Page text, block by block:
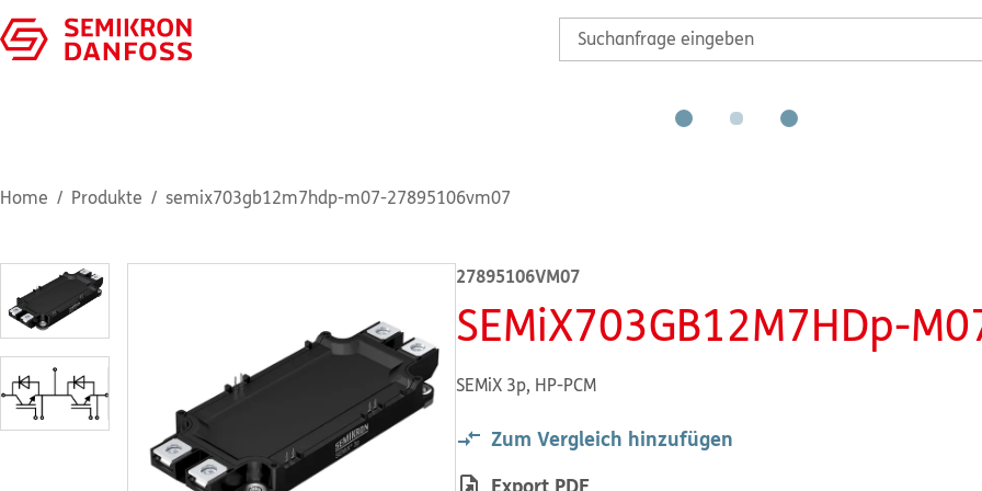
Home Produkte semix703gb12m7hdp-m07-27895106vm07
27895106VM07
SEMiX703GB12M7HDp-
SEMiX 3p, HP-PCM
Zum Vergleich hinzufügen